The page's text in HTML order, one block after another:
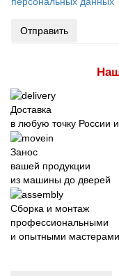
Отправить
Доставка
в любую точку России
Занос
вашей продукции
из машины до дверей
Сборка и монтаж
профессиональными
и опытными мастерами